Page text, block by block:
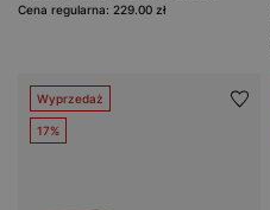
Cena regularna: 229.00 zł
Wyprzedaż
17%